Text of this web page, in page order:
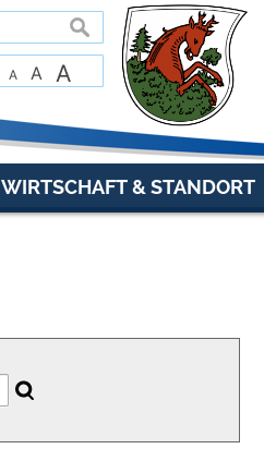
suchen
A A A
WIRTSCHAFT & STANDORT